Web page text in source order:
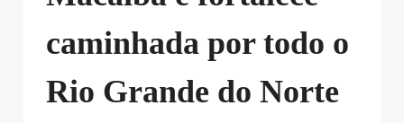
caminhada por todo o
Rio Grande do Norte